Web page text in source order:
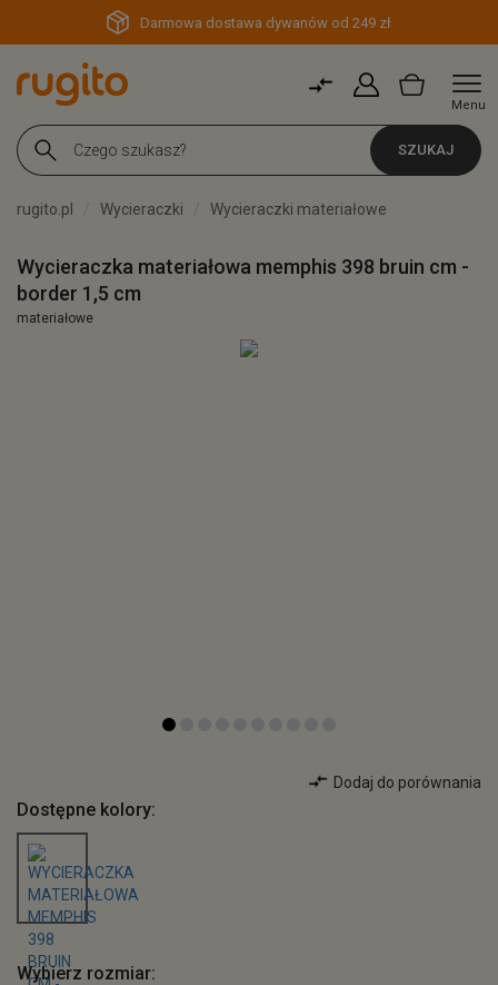
Darmowa dostawa dywanów od 249 zł
Menu
SZUKAJ
rugito.pl Wycieraczki Wycieraczki materiałowe
Wycieraczka materiałowa memphis 398 bruin cm -
border 1,5 cm
materiałowe
Dodaj do porównania
Dostępne kolory:
Wybierz rozmiar: